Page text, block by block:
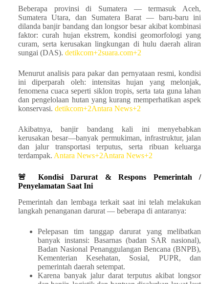
Beberapa provinsi di Sumatera — termasuk Aceh,
Sumatera Utara, dan Sumatera Barat — baru-baru ini
dilanda banjir bandang dan longsor besar akibat kombinasi
faktor: curah hujan ekstrem, kondisi geomorfologi yang
curam, serta kerusakan lingkungan di hulu daerah aliran
sungai (DAS). detikcom+2suara.com+2
Menurut analisis para pakar dan pernyataan resmi, kondisi
ini diperparah oleh: intensitas hujan yang melonjak,
fenomena cuaca seperti siklon tropis, serta tata guna lahan
dan pengelolaan hutan yang kurang memperhatikan aspek
konservasi. detikcom+2Antara News+2
Akibatnya, banjir bandang kali ini menyebabkan
kerusakan besar—banyak permukiman, infrastruktur, jalan
dan jalur transportasi terputus, serta ribuan keluarga
terdampak. Antara News+2Antara News+2
🚨 Kondisi Darurat & Respons Pemerintah /
Penyelamatan Saat Ini
Pemerintah dan lembaga terkait saat ini telah melakukan
langkah penanganan darurat — beberapa di antaranya:
Pelepasan tim tanggap darurat yang melibatkan
banyak instansi: Basarnas (badan SAR nasional),
Badan Nasional Penanggulangan Bencana (BNPB),
Kementerian Kesehatan, Sosial, PUPR, dan
pemerintah daerah setempat.
Karena banyak jalur darat terputus akibat longsor